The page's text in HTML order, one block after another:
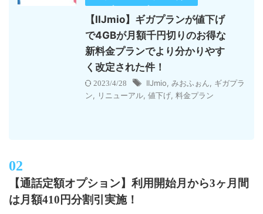
【IIJmio】ギガプランが値下げ
で4GBが月額千円切りのお得な
新料金プランでより分かりやす
く改定された件！
2023/4/28 IIJmio みおふぉん
ギガプラ
ン
リニューアル 値下げ 料金プラン
【通話定額オプション】利用開始月から3ヶ月間
は月額410円分割引実施！